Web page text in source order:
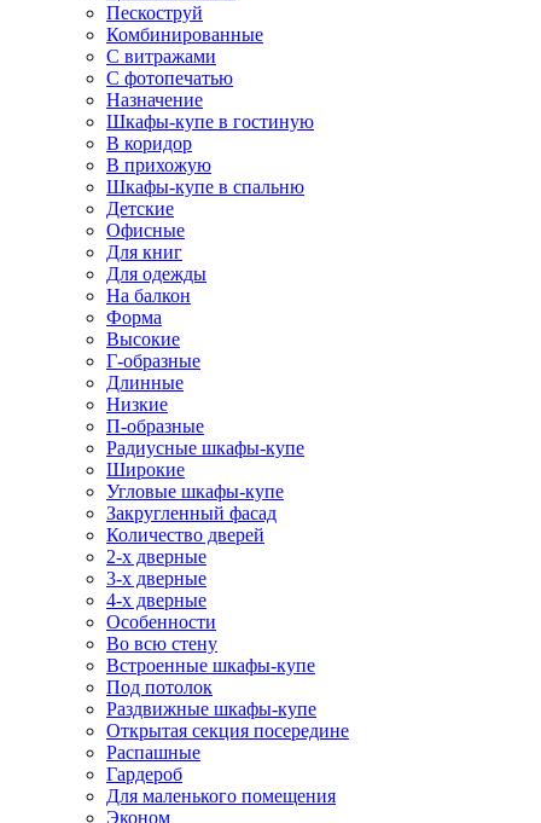
Пескоструй
Комбинированные
С витражами
С фотопечатью
Назначение
Шкафы-купе в гостиную
В коридор
В прихожую
Шкафы-купе в спальню
Детские
Офисные
Для книг
Для одежды
На балкон
Форма
Высокие
Г-образные
Длинные
Низкие
П-образные
Радиусные шкафы-купе
Широкие
Угловые шкафы-купе
Закругленный фасад
Количество дверей
2-х дверные
3-х дверные
4-х дверные
Особенности
Во всю стену
Встроенные шкафы-купе
Под потолок
Раздвижные шкафы-купе
Открытая секция посередине
Распашные
Гардероб
Для маленького помещения
Эконом